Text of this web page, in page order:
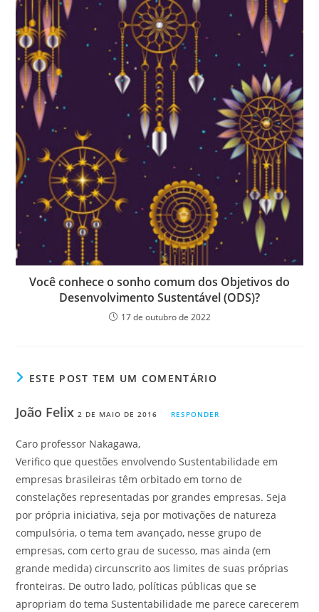
Você conhece o sonho comum dos Objetivos do
Desenvolvimento Sustentável (ODS)?
17 de outubro de 2022
ESTE POST TEM UM COMENTÁRIO
João Felix2 DE MAIO DE 2016 RESPONDER
Caro professor Nakagawa,
Verifico que questões envolvendo Sustentabilidade em
empresas brasileiras têm orbitado em torno de
constelações representadas por grandes empresas. Seja
por própria iniciativa, seja por motivações de natureza
compulsória, o tema tem avançado, nesse grupo de
empresas, com certo grau de sucesso, mas ainda (em
grande medida) circunscrito aos limites de suas próprias
fronteiras. De outro lado, políticas públicas que se
apropriam do tema Sustentabilidade me parece carecerem